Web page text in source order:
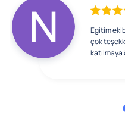
Egitim
çok